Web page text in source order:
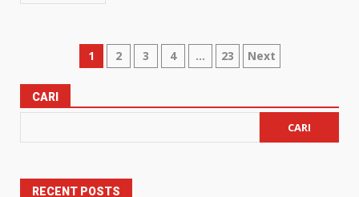
1 2 3 4 … 23 Next
CARI
CARI
RECENT POSTS